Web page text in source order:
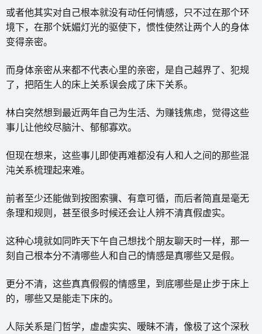
或者他其实对自己根本就没有动任何情感，只不过在那个环
境下，在那个妩媚灯光的驱使下，惯性使然让两个人的身体
变得亲密。
而身体亲密从来都不代表心里的亲密，是自己越界了、犯规
了，把陌生人的床上关系误会成了床下关系。
林白突然想到最近两年自己为生活、为赚钱焦虑，觉得这些
事儿让他绞尽脑汁、郁郁寡欢。
但现在想来，这些事儿即使再难都没有人和人之间的那些混
沌关系梳理起来难。
前者至少还能做到按图索骥、有章可循，而后者简直是毫无
条理和规则，甚至很多时候还会让人辨不清真假虚实。
这种心境就如同昨天下午自己想找个朋友聊天时一样，那一
刻自己根本分不清哪些人和自己的情感是真哪些又是假。
更分不清，这些真真假假的情感里，到底哪些是止步于床上
的，哪些又是能走下床的。
人际关系是门哲学，虚虚实实、暧昧不清，像极了这个深秋